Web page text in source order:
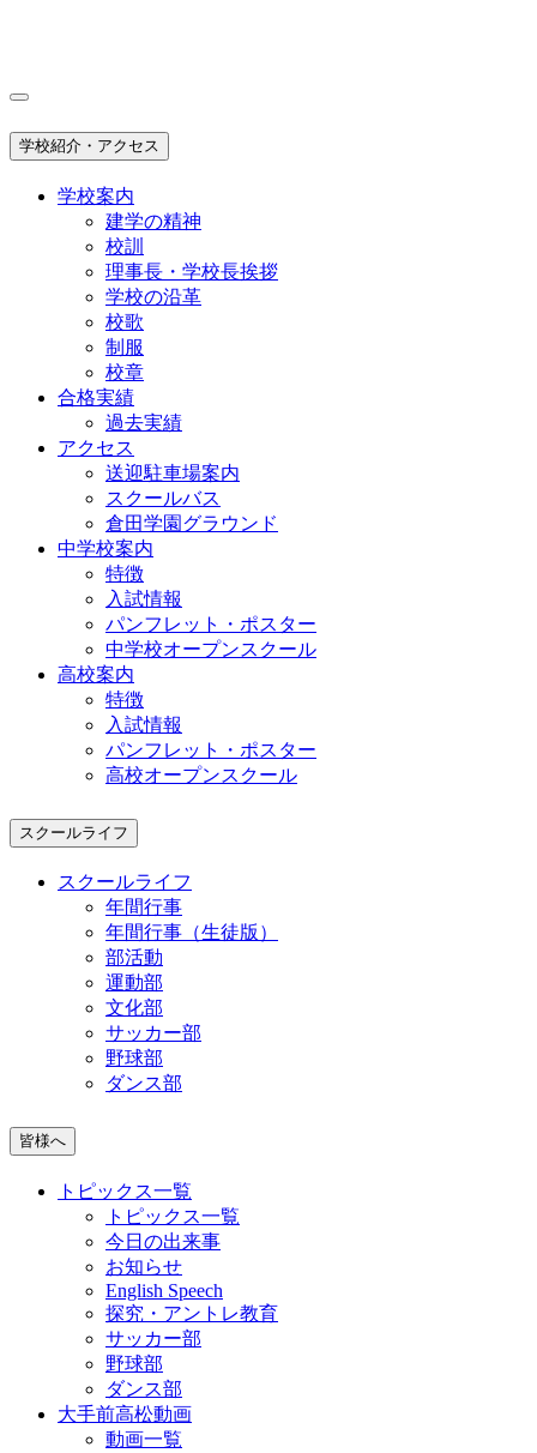
学校紹介・アクセス
学校案内
建学の精神
校訓
理事長・学校長挨拶
学校の沿革
校歌
制服
校章
合格実績
過去実績
アクセス
送迎駐車場案内
スクールバス
倉田学園グラウンド
中学校案内
特徴
入試情報
パンフレット・ポスター
中学校オープンスクール
高校案内
特徴
入試情報
パンフレット・ポスター
高校オープンスクール
スクールライフ
スクールライフ
年間行事
年間行事（生徒版）
部活動
運動部
文化部
サッカー部
野球部
ダンス部
皆様へ
トピックス一覧
トピックス一覧
今日の出来事
お知らせ
English Speech
探究・アントレ教育
サッカー部
野球部
ダンス部
大手前高松動画
動画一覧